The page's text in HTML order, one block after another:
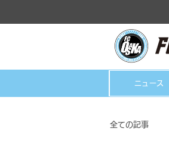
ニュース
全ての記事